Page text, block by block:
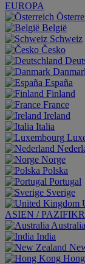
EUROPA
België
Schweiz
Česko
España
Finland
France
Ireland
Italia
Norge
Polska
Portugal
Sverige
ASIEN /
Australia
India